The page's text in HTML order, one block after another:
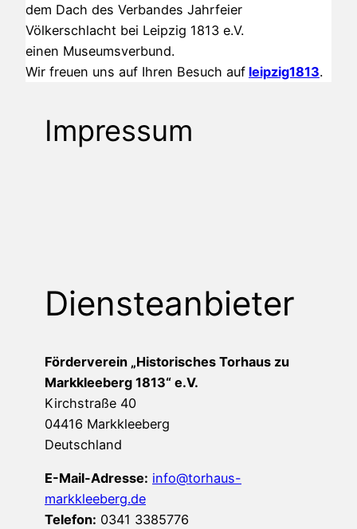
dem Dach des Verbandes Jahrfeier
Völkerschlacht bei Leipzig 1813 e.V.
einen Museumsverbund.
Wir freuen uns auf Ihren Besuch auf leipzig1813.
Impressum
Diensteanbieter
Förderverein „Historisches Torhaus zu
Markkleeberg 1813“ e.V.
Kirchstraße 40
04416 Markkleeberg
Deutschland
E-Mail-Adresse: info@torhaus-
markkleeberg.de
Telefon: 0341 3385776